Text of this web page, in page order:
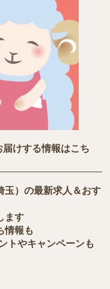
けする情報はこち
玉）の最新求人＆おす
ます
情報も
トやキャンペーンも